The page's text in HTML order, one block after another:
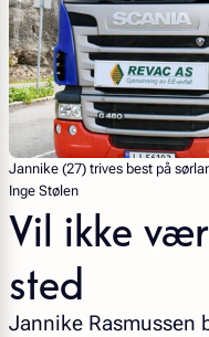
Jannike (27) trives best på
Inge Stølen
Vil ikke
sted
Jannike Rasmussen